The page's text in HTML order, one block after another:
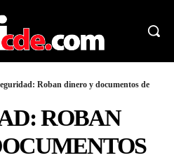
Roban dinero y documentos de
ROBAN